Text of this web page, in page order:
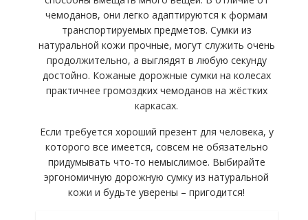
чемоданов, они легко адаптируются к формам
транспортируемых предметов. Сумки из
натуральной кожи прочные, могут служить очень
продолжительно, а выглядят в любую секунду
достойно. Кожаные дорожные сумки на колесах
практичнее громоздких чемоданов на жёстких
каркасах.
Если требуется хороший презент для человека, у
которого все имеется, совсем не обязательно
придумывать что-то немыслимое. Выбирайте
эргономичную дорожную сумку из натуральной
кожи и будьте уверены – пригодится!